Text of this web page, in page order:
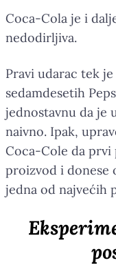
Coca-Cola je i
nedodirljiva.
Pravi udarac tek
sedamdesetih
jednostavnu da je
naivno. Ipak,
Coca-Cole da
proizvod i donese
jedna od najvećih